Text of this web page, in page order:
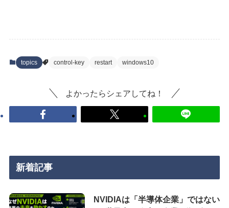
topics control-key restart windows10
よかったらシェアしてね！
新着記事
NVIDIAは「半導体企業」ではない